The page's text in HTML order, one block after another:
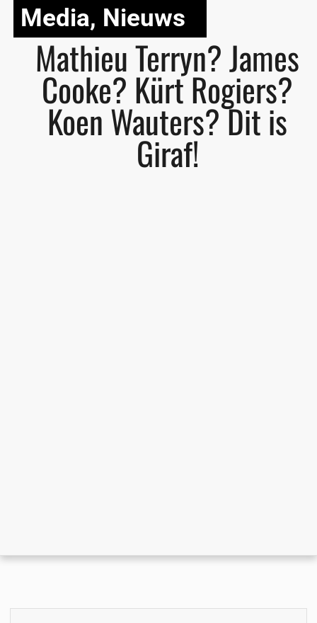
Media, Nieuws
Mathieu Terryn? James
Cooke? Kürt Rogiers?
Koen Wauters? Dit is
Giraf!